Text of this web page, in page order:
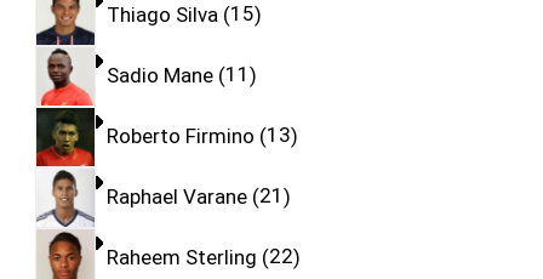
Thiago Silva 15
Sadio Mane 11
Roberto Firmino 13
Raphael Varane 21
Raheem Sterling 22